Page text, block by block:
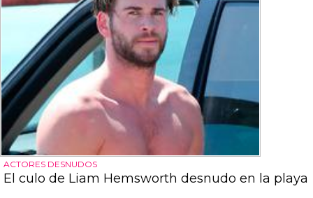
ACTORES DESNUDOS
El culo de Liam Hemsworth desnudo en la playa